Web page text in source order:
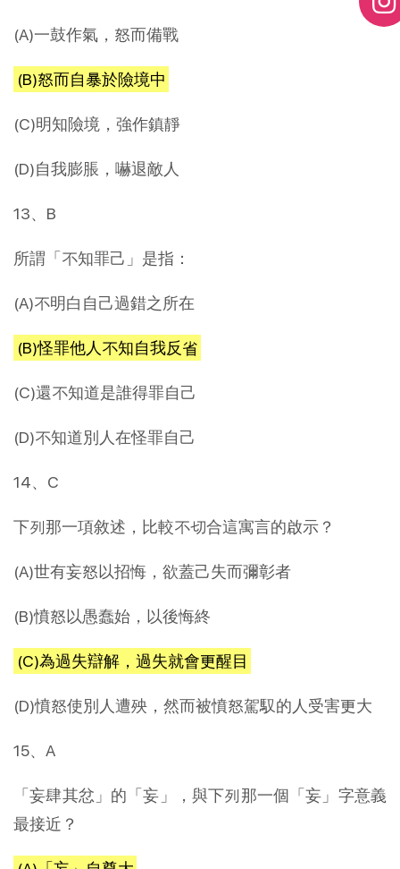
(A)一鼓作氣，怒而備戰
(B)怒而自暴於險境中
(C)明知險境，強作鎮靜
(D)自我膨脹，嚇退敵人
13、B
所謂「不知罪己」是指：
(A)不明白自己過錯之所在
(B)怪罪他人不知自我反省
(C)還不知道是誰得罪自己
(D)不知道別人在怪罪自己
14、C
下列那一項敘述，比較不切合這寓言的啟示？
(A)世有妄怒以招悔，欲蓋己失而彌彰者
(B)憤怒以愚蠢始，以後悔終
(C)為過失辯解，過失就會更醒目
(D)憤怒使別人遭殃，然而被憤怒駕馭的人受害更大
15、A
「妄肆其忿」的「妄」，與下列那一個「妄」字意義
最接近？